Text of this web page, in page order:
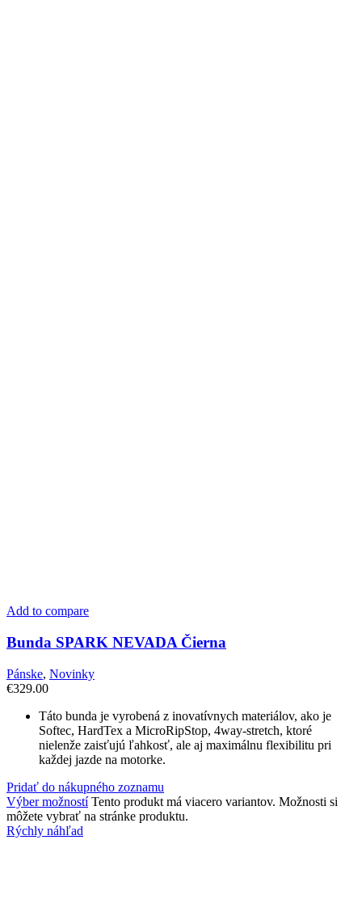
Add to compare
Bunda SPARK NEVADA Čierna
Pánske, Novinky
€329.00
Táto bunda je vyrobená z inovatívnych materiálov, ako je
Softec, HardTex a MicroRipStop, 4way-stretch, ktoré
nielenže zaisťujú ľahkosť, ale aj maximálnu flexibilitu pri
každej jazde na motorke.
Pridať do nákupného zoznamu
Výber možností Tento produkt má viacero variantov. Možnosti si
môžete vybrať na stránke produktu.
Rýchly náhľad